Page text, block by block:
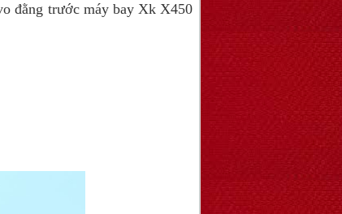
đằng trước máy bay Xk X450